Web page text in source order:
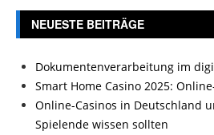
NEUESTE BEITRÄGE
Dokumentenverarbeitung im
Smart Home Casino 2025:
Online-Casinos in Deutschland
Spielende wissen sollten